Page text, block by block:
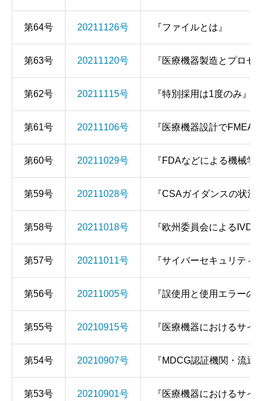
第64号 20211126号 『ファイルとは』
第63号 20211120号 『医療機器製造とプロ
第62号 20211115号 『特別採用は1度のみ』
第61号 20211106号 『医療機器設計でFMEA
第60号 20211029号 『FDAなどによる機械
第59号 20211028号 『CSAガイダンスの状況
第58号 20211018号 『欧州委員会による
第57号 20211011号 『サイバーセキュリテ
第56号 20211005号 『誤使用と使用エラーの
第55号 20210915号 『医療機器におけるサ
第54号 20210907号 『MDCG認証機関・流
第53号 20210901号 『医療機器におけるサ